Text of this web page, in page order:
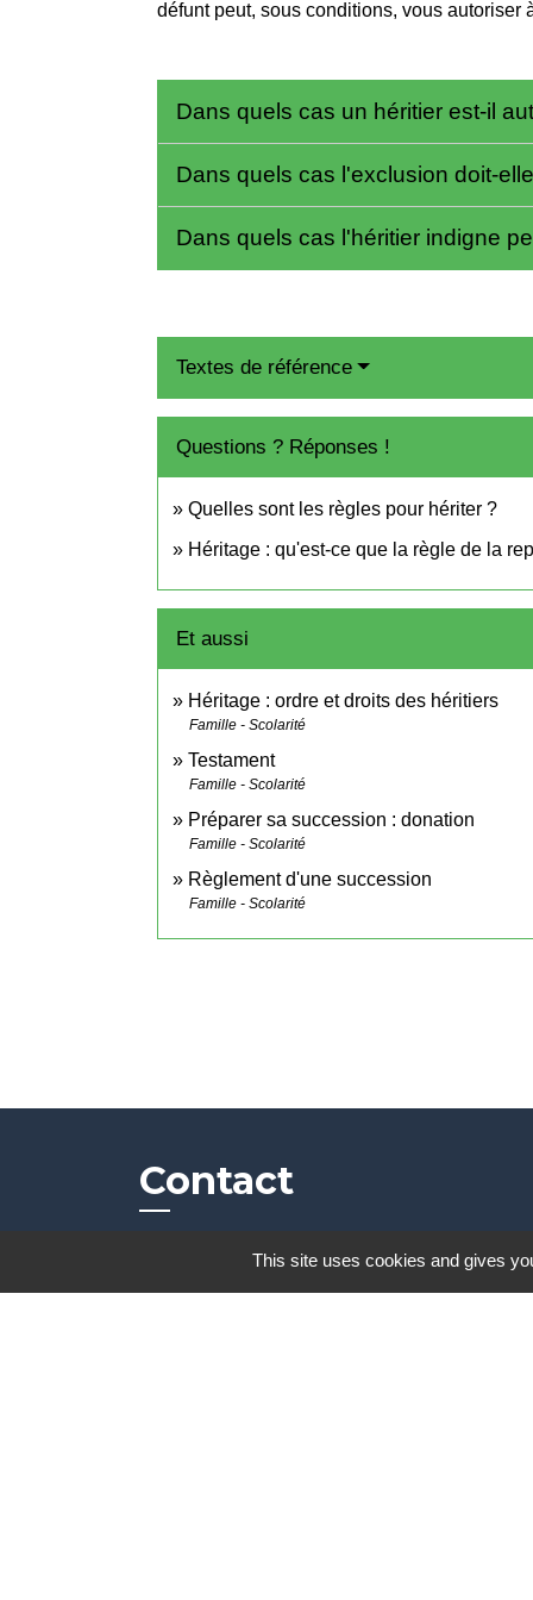
défunt peut, sous conditions, vous autoriser
Dans quels cas un héritier est-il
Dans quels cas l'exclusion doit-
Dans quels cas l'héritier indigne
Textes de référence
Questions ? Réponses !
Quelles sont les règles pour hériter ?
Héritage : qu'est-ce que la règle de la
Et aussi
Héritage : ordre et droits des héritiers
Famille - Scolarité
Testament
Famille - Scolarité
Préparer sa succession : donation
Famille - Scolarité
Règlement d'une succession
Famille - Scolarité
Contact
Commune de Frambouhans
6 Grande Rue
This site uses cookies and gives